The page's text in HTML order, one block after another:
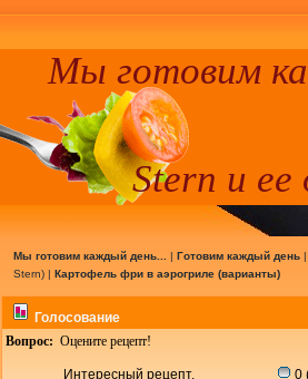
Мы готовим
Stern и ее
Мы готовим каждый день... | Готовим каждый день
Stern) | Картофель фри в аэрогриле (варианты)
Голосование
Вопрос: Оцените рецепт!
Интересный рецепт.
0